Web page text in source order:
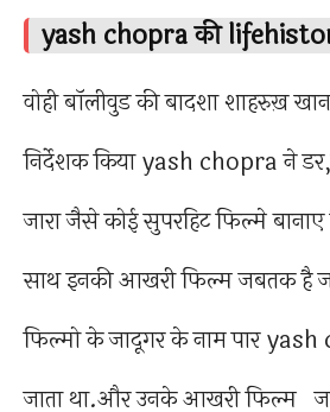
yash chopra की
वोही बॉलीवुड की बादशा शाहरुख़
निर्देशक किया yash chopra ने
जारा जैसे कोई सुपरहिट फिल्मे
साथ इनकी आखरी फिल्म जबतक है
फिल्मो के जादूगर के नाम पार yash
जाता था.और उनके आखरी फिल्म